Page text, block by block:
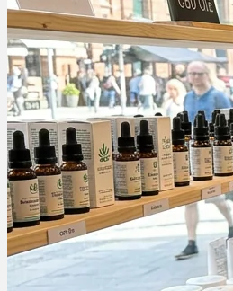
Apotheken Service
Lieferung
Cannabis Karte
Zen TV
Erfahrungen
Login